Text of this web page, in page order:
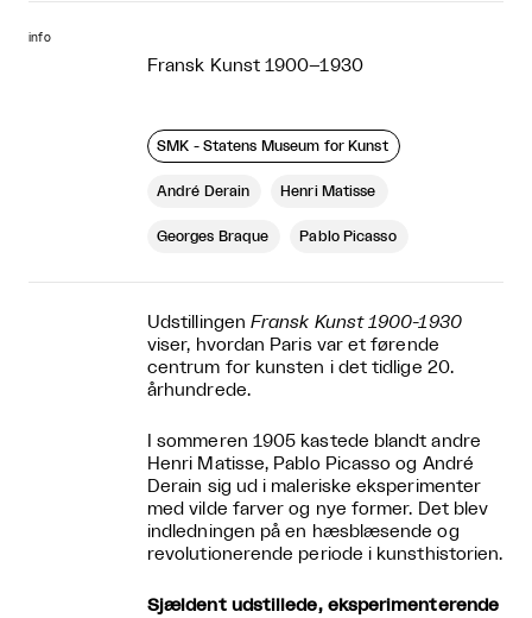
info
Fransk Kunst 1900–1930
SMK - Statens Museum for Kunst
André Derain Henri Matisse
Georges Braque Pablo Picasso
UdstillingenFransk Kunst 1900-1930
viser, hvordan Paris var et førende
centrum for kunsten i det tidlige 20.
århundrede.
I sommeren 1905 kastede blandt andre
Henri Matisse, Pablo Picasso og André
Derain sig ud i maleriske eksperimenter
med vilde farver og nye former. Det blev
indledningen på en hæsblæsende og
revolutionerende periode i kunsthistorien.
Sjældent udstillede, eksperimenterende